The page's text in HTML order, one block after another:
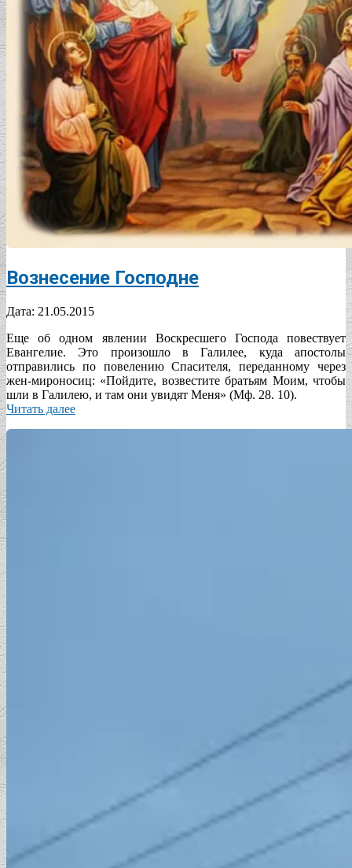
Вознесение Господне
2015-
05-
21
Дата: 21.05.2015
Еще об одном явлении Воскресшего Господа повествует
Евангелие. Это произошло в Галилее, куда апостолы
отправились по повелению Спасителя, переданному через
жен-мироносиц: «Пойдите, возвестите братьям Моим, чтобы
шли в Галилею, и там они увидят Меня» (Мф. 28. 10).
Читать далее